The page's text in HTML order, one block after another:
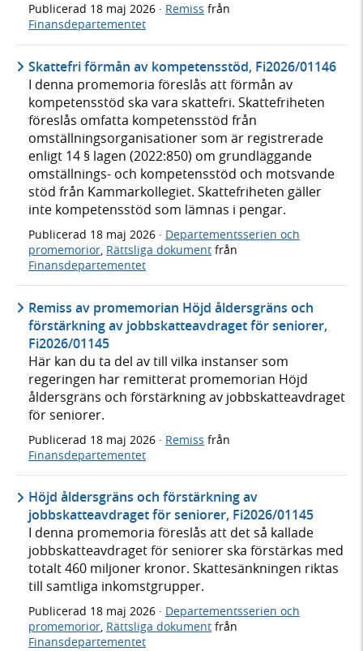
Publicerad 18 maj 2026 · Remiss från
Finansdepartementet
Skattefri förmån av kompetensstöd, Fi2026/01146
I denna promemoria föreslås att förmån av
kompetensstöd ska vara skattefri. Skattefriheten
föreslås omfatta kompetensstöd från
omställningsorganisationer som är registrerade
enligt 14 § lagen (2022:850) om grundläggande
omställnings- och kompetensstöd och motsvande
stöd från Kammarkollegiet. Skattefriheten gäller
inte kompetensstöd som lämnas i pengar.
Publicerad 18 maj 2026 · Departementsserien och
promemorior, Rättsliga dokument från
Finansdepartementet
Remiss av promemorian Höjd åldersgräns och
förstärkning av jobbskatteavdraget för seniorer,
Fi2026/01145
Här kan du ta del av till vilka instanser som
regeringen har remitterat promemorian Höjd
åldersgräns och förstärkning av jobbskatteavdraget
för seniorer.
Publicerad 18 maj 2026 · Remiss från
Finansdepartementet
Höjd åldersgräns och förstärkning av
jobbskatteavdraget för seniorer, Fi2026/01145
I denna promemoria föreslås att det så kallade
jobbskatteavdraget för seniorer ska förstärkas med
totalt 460 miljoner kronor. Skattesänkningen riktas
till samtliga inkomstgrupper.
Publicerad 18 maj 2026 · Departementsserien och
promemorior, Rättsliga dokument från
Finansdepartementet